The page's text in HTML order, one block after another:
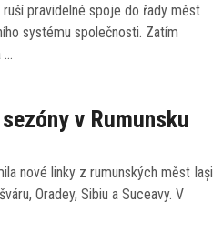
pravidelné spoje do řady měst
systému společnosti. Zatím
v Rumunsku
nové linky z rumunských měst Iași
Oradey, Sibiu a Suceavy. V